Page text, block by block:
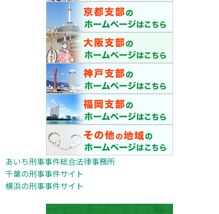
あいち刑事事件総合法律事務所
千葉の刑事事件サイト
横浜の刑事事件サイト